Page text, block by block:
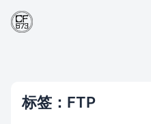
标签：FTP